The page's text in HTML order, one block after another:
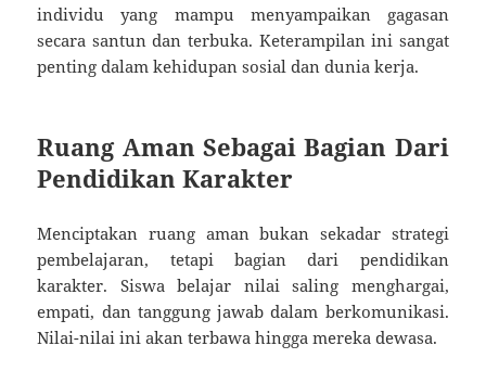
individu yang mampu menyampaikan gagasan
secara santun dan terbuka. Keterampilan ini sangat
penting dalam kehidupan sosial dan dunia kerja.
Ruang Aman Sebagai Bagian Dari
Pendidikan Karakter
Menciptakan ruang aman bukan sekadar strategi
pembelajaran, tetapi bagian dari pendidikan
karakter. Siswa belajar nilai saling menghargai,
empati, dan tanggung jawab dalam berkomunikasi.
Nilai-nilai ini akan terbawa hingga mereka dewasa.